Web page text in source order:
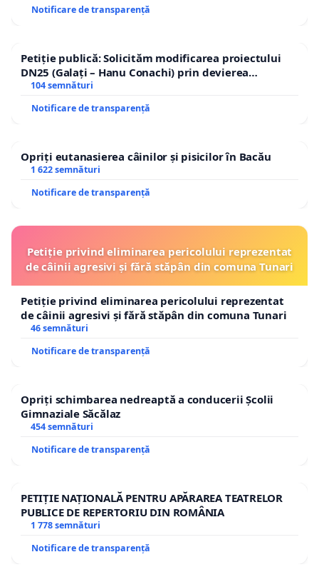
Notificare de transparență
Petiție publică: Solicităm modificarea proiectului
DN25 (Galați – Hanu Conachi) prin devierea
traseului în afara localităților!
104 semnături
Notificare de transparență
Opriți eutanasierea câinilor și pisicilor în Bacău
1 622 semnături
Notificare de transparență
Petiție privind eliminarea pericolului reprezentat
de câinii agresivi și fără stăpân din comuna Tunari
Petiție privind eliminarea pericolului reprezentat
de câinii agresivi și fără stăpân din comuna Tunari
46 semnături
Notificare de transparență
Opriți schimbarea nedreaptă a conducerii Școlii
Gimnaziale Săcălaz
454 semnături
Notificare de transparență
PETIȚIE NAȚIONALĂ PENTRU APĂRAREA TEATRELOR
PUBLICE DE REPERTORIU DIN ROMÂNIA
1 778 semnături
Notificare de transparență